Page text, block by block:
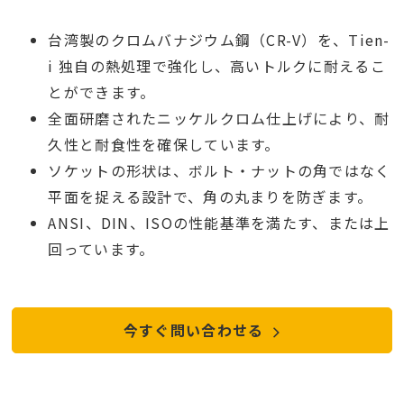
台湾製のクロムバナジウム鋼（CR-V）を、Tien-
i 独自の熱処理で強化し、高いトルクに耐えるこ
とができます。
全面研磨されたニッケルクロム仕上げにより、耐
久性と耐食性を確保しています。
ソケットの形状は、ボルト・ナットの角ではなく
平面を捉える設計で、角の丸まりを防ぎます。
ANSI、DIN、ISOの性能基準を満たす、または上
回っています。
今すぐ問い合わせる